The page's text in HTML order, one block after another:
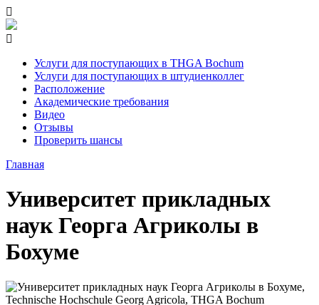
Услуги для поступающих в THGA Bochum
Услуги для поступающих в штудиенколлег
Расположение
Академические требования
Видео
Отзывы
Проверить шансы
Главная
Университет прикладных
наук Георга Агриколы в
Бохуме